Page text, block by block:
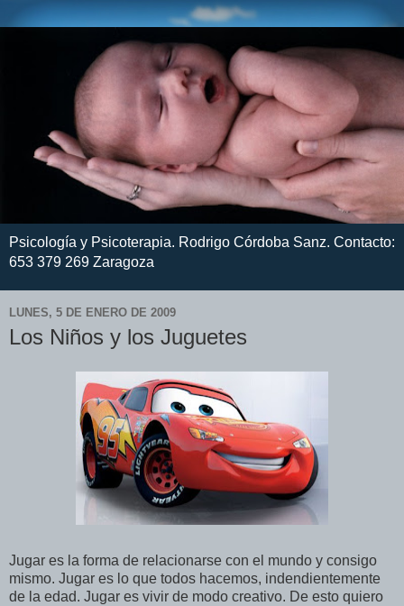
Psicología y Psicoterapia. Rodrigo Córdoba Sanz. Contacto:
653 379 269 Zaragoza
LUNES, 5 DE ENERO DE 2009
Los Niños y los Juguetes
Jugar es la forma de relacionarse con el mundo y consigo
mismo. Jugar es lo que todos hacemos, indendientemente
de la edad. Jugar es vivir de modo creativo. De esto quiero